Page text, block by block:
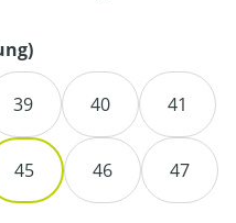
auswählen
39 40 41
45 46 47